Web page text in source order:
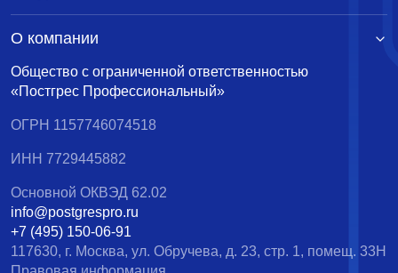
Общество с ограниченной ответственностью
«Постгрес Профессиональный»
ОГРН 1157746074518
ИНН 7729445882
Основной ОКВЭД 62.02
info@postgrespro.ru
+7 (495) 150-06-91
117630, г. Москва, ул. Обручева, д. 23, стр. 1, помещ. 33Н
О компании